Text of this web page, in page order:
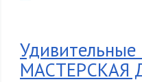
МАСТЕРСКАЯ